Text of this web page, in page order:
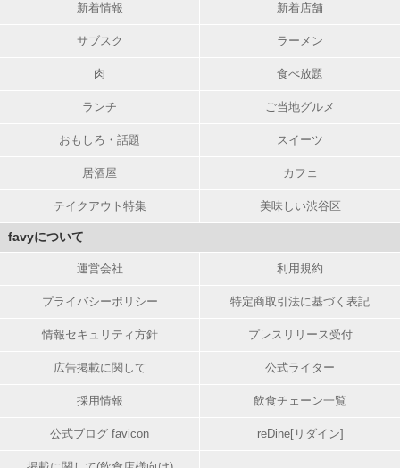
新着情報 新着店舗
サブスク ラーメン
肉 食べ放題
ランチ ご当地グルメ
おもしろ・話題 スイーツ
居酒屋 カフェ
テイクアウト特集 美味しい渋谷区
favyについて
運営会社 利用規約
プライバシーポリシー 特定商取引法に基づく表記
情報セキュリティ方針 プレスリリース受付
広告掲載に関して 公式ライター
採用情報 飲食チェーン一覧
公式ブログ favicon reDine[リダイン]